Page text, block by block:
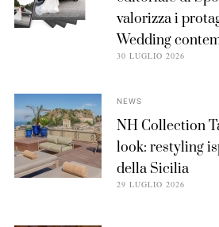
valorizza i
Wedding
30 LUGLIO 2026
NEWS
NH Collection
look: restyling
della Sicilia
29 LUGLIO 2026